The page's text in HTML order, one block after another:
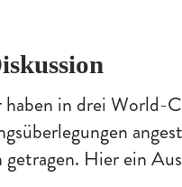
in drei World-
Hier ein